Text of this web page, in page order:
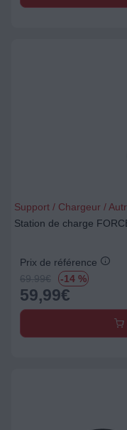
Support / Chargeur /
Station de charge
Prix de référence
69.99€ -14 %
59,99€